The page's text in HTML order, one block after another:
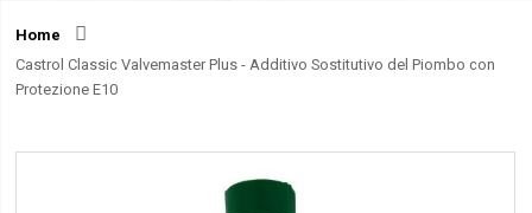
Home
Castrol Classic Valvemaster Plus - Additivo Sostitutivo del Piombo con
Protezione E10